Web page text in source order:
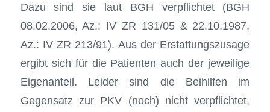
Dazu sind sie laut BGH verpflichtet (BGH
08.02.2006, Az.: IV ZR 131/05 & 22.10.1987,
Az.: IV ZR 213/91). Aus der Erstattungszusage
ergibt sich für die Patienten auch der jeweilige
Eigenanteil. Leider sind die Beihilfen im
Gegensatz zur PKV (noch) nicht verpflichtet,